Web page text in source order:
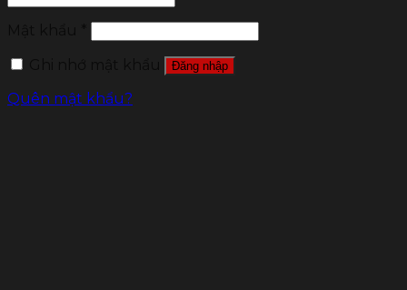
Đăng nhập
Quên mật khẩu?